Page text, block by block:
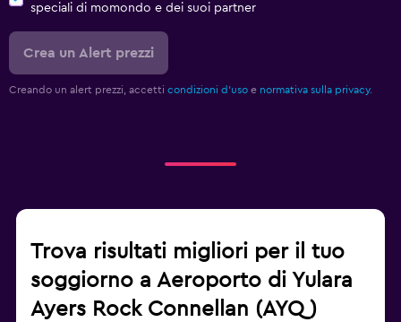
speciali di momondo e dei suoi partner
Crea un Alert prezzi
Creando un alert prezzi, accetti condizioni d'uso e normativa sulla privacy.
Trova risultati migliori per il tuo
soggiorno a Aeroporto di Yulara
Ayers Rock Connellan (AYQ)